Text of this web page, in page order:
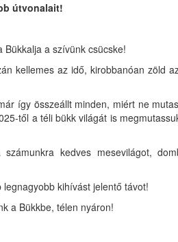
útvonalait!
a szívünk csücske!
kellemes az idő, kirobbanóan zöld
így összeállt minden, miért ne
től a téli bükk világát is
kedves mesevilágot,
kihívást jelentő távot!
a Bükkbe, télen nyáron!